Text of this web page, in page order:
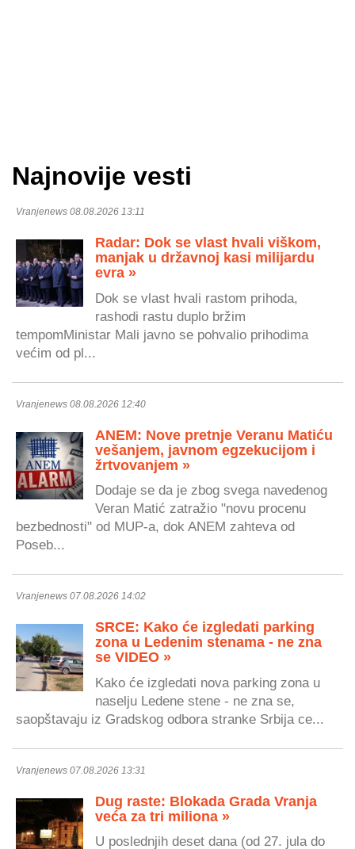
Najnovije vesti
Vranjenews 08.08.2026 13:11
Radar: Dok se vlast hvali viškom,
manjak u državnoj kasi milijardu
evra »
Dok se vlast hvali rastom prihoda,
rashodi rastu duplo bržim
tempomMinistar Mali javno se pohvalio prihodima
većim od pl...
Vranjenews 08.08.2026 12:40
ANEM: Nove pretnje Veranu Matiću
vešanjem, javnom egzekucijom i
žrtvovanjem »
Dodaje se da je zbog svega navedenog
Veran Matić zatražio "novu procenu
bezbednosti" od MUP-a, dok ANEM zahteva od
Poseb...
Vranjenews 07.08.2026 14:02
SRCE: Kako će izgledati parking
zona u Ledenim stenama - ne zna
se VIDEO »
Kako će izgledati nova parking zona u
naselju Ledene stene - ne zna se,
saopštavaju iz Gradskog odbora stranke Srbija ce...
Vranjenews 07.08.2026 13:31
Dug raste: Blokada Grada Vranja
veća za tri miliona »
U poslednjih deset dana (od 27. jula do